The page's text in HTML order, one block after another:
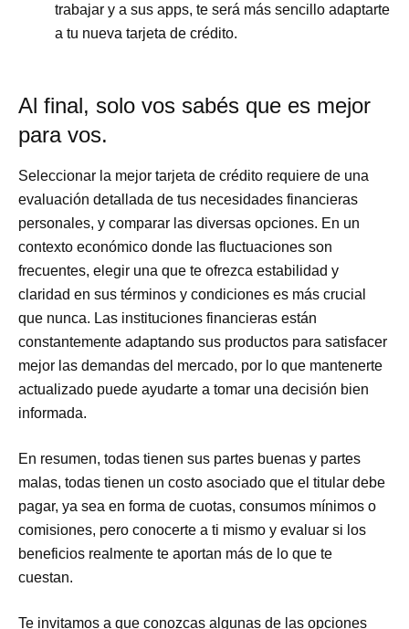
trabajar y a sus apps, te será más sencillo adaptarte
a tu nueva tarjeta de crédito.
Al final, solo vos sabés que es mejor
para vos.
Seleccionar la mejor tarjeta de crédito requiere de una
evaluación detallada de tus necesidades financieras
personales, y comparar las diversas opciones. En un
contexto económico donde las fluctuaciones son
frecuentes, elegir una que te ofrezca estabilidad y
claridad en sus términos y condiciones es más crucial
que nunca. Las instituciones financieras están
constantemente adaptando sus productos para satisfacer
mejor las demandas del mercado, por lo que mantenerte
actualizado puede ayudarte a tomar una decisión bien
informada.
En resumen, todas tienen sus partes buenas y partes
malas, todas tienen un costo asociado que el titular debe
pagar, ya sea en forma de cuotas, consumos mínimos o
comisiones, pero conocerte a ti mismo y evaluar si los
beneficios realmente te aportan más de lo que te
cuestan.
Te invitamos a que conozcas algunas de las opciones